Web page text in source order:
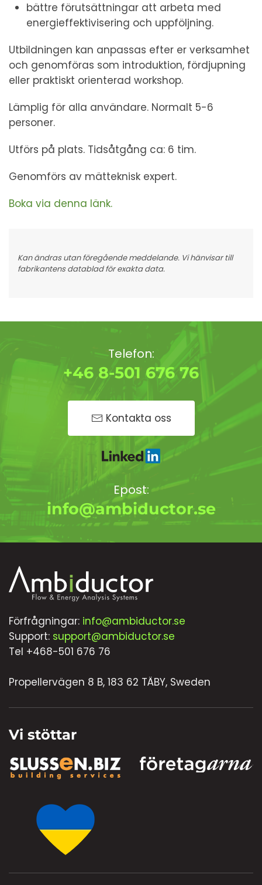
bättre förutsättningar att arbeta med
energieffektivisering och uppföljning.
Utbildningen kan anpassas efter er verksamhet
och genomföras som introduktion, fördjupning
eller praktiskt orienterad workshop.
Lämplig för alla användare. Normalt 5-6
personer.
Utförs på plats. Tidsåtgång ca: 6 tim.
Genomförs av mätteknisk expert.
Boka via denna länk.
Kan ändras utan föregående meddelande. Vi hänvisar till
fabrikantens datablad för exakta data.
Telefon:
+46 8-501 676 76
Kontakta oss
Epost:
info@ambiductor.se
Förfrågningar: info@ambiductor.se
Support: support@ambiductor.se
Tel +468-501 676 76
Propellervägen 8 B, 183 62 TÄBY, Sweden
Vi stöttar